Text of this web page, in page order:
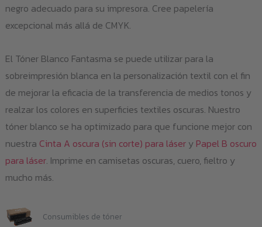
negro adecuado para su impresora. Cree papelería
excepcional más allá de CMYK.
El Tóner Blanco Fantasma se puede utilizar para la
sobreimpresión blanca en la personalización textil con el fin
de mejorar la eficacia de la transferencia de medios tonos y
realzar los colores en superficies textiles oscuras. Nuestro
tóner blanco se ha optimizado para que funcione mejor con
nuestra Cinta A oscura (sin corte) para lásery Papel B oscuro
para láser. Imprime en camisetas oscuras, cuero, fieltro y
mucho más.
Consumibles de tóner